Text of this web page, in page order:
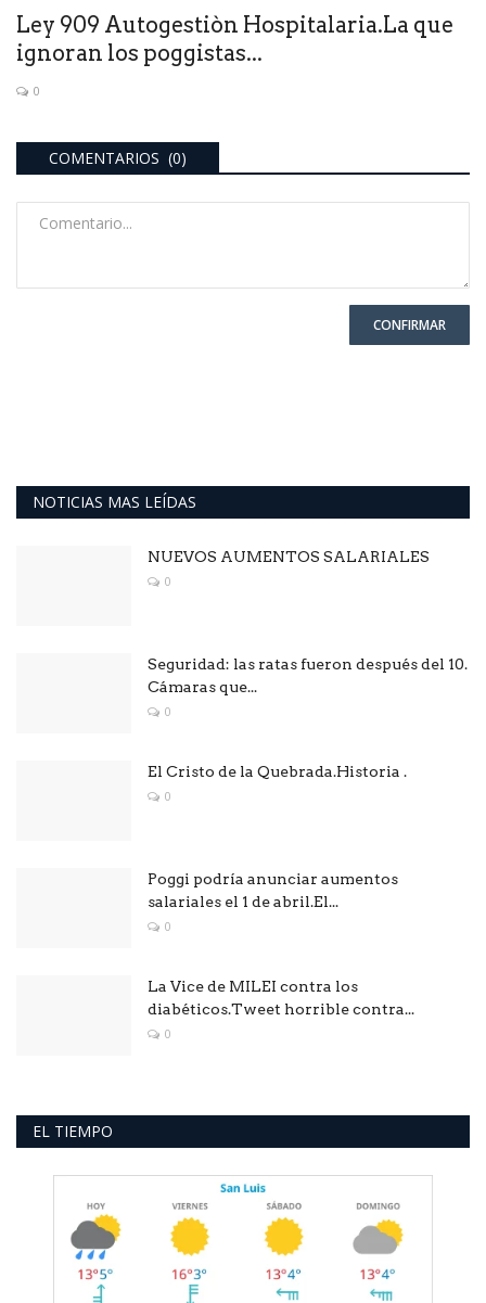
Ley 909 Autogestiòn Hospitalaria.La que
ignoran los poggistas...
0
COMENTARIOS (0)
CONFIRMAR
NOTICIAS MAS LEÍDAS
NUEVOS AUMENTOS SALARIALES
0
Seguridad: las ratas fueron después del 10.
Cámaras que...
0
El Cristo de la Quebrada.Historia .
0
Poggi podría anunciar aumentos
salariales el 1 de abril.El...
0
La Vice de MILEI contra los
diabéticos.Tweet horrible contra...
0
EL TIEMPO